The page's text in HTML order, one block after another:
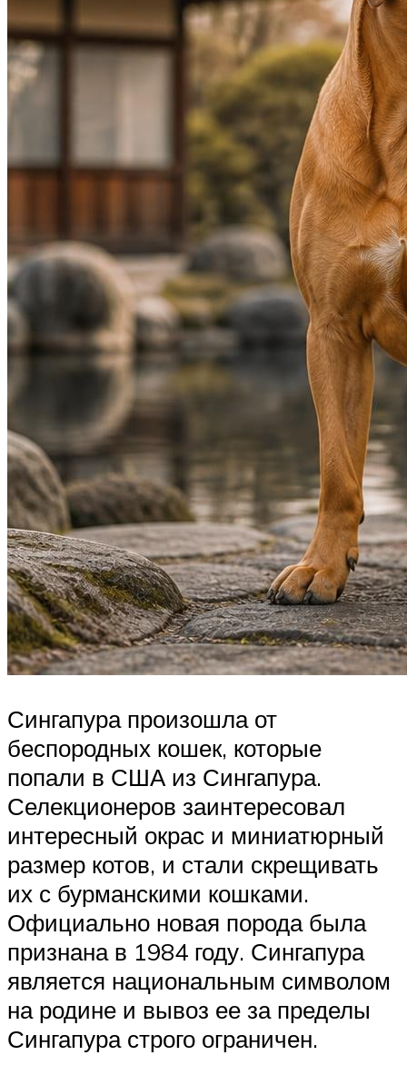
Сингапура произошла от
беспородных кошек, которые
попали в США из Сингапура.
Селекционеров заинтересовал
интересный окрас и миниатюрный
размер котов, и стали скрещивать
их с бурманскими кошками.
Официально новая порода была
признана в 1984 году. Сингапура
является национальным символом
на родине и вывоз ее за пределы
Сингапура строго ограничен.